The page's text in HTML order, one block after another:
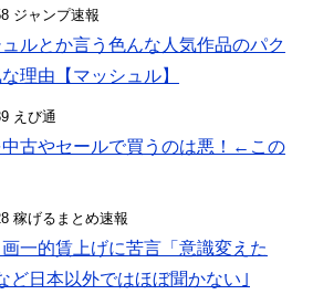
ジャンプ速報
ュルとか言う色んな人気作品のパク
理由【マッシュル】
えび通
古やセールで買うのは悪！←この
稼げるまとめ速報
一的賃上げに苦言「意識変えた
ど日本以外ではほぼ聞かない｣